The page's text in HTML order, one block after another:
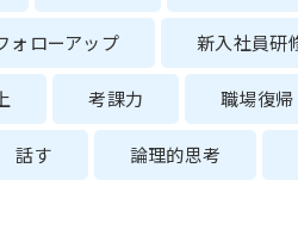
ォローアップ 新入社員研
考課力 職場復帰
話す 論理的思考